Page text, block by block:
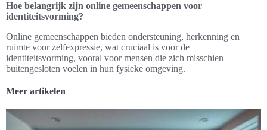
Hoe belangrijk zijn online gemeenschappen voor
identiteitsvorming?
Online gemeenschappen bieden ondersteuning, herkenning en
ruimte voor zelfexpressie, wat cruciaal is voor de
identiteitsvorming, vooral voor mensen die zich misschien
buitengesloten voelen in hun fysieke omgeving.
Meer artikelen